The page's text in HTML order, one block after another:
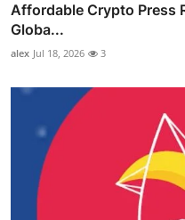
Affordable Crypto Press
Globa...
alex Jul 18, 2026 3